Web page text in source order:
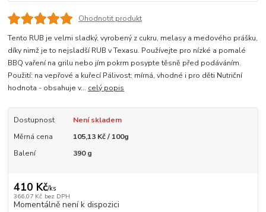
Ohodnotit produkt
Tento RUB je velmi sladký, vyrobený z cukru, melasy a medového prášku,
díky nimž je to nejsladší RUB v Texasu. Používejte pro nízké a pomalé
BBQ vaření na grilu nebo jím pokrm posypte těsně před podáváním.
Použití: na vepřové a kuřecí Pálivost: mírná, vhodné i pro děti Nutriční
hodnota - obsahuje v... celý popis
Dostupnost
Není skladem
Měrná cena
105,13 Kč / 100g
Balení
390 g
410 Kč/ks
366,07 Kč bez DPH
Momentálně není k dispozici